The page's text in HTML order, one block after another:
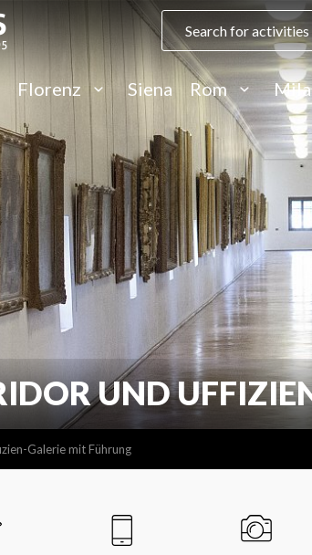
Florenz Siena Rom
UND
Galerie mit Führung